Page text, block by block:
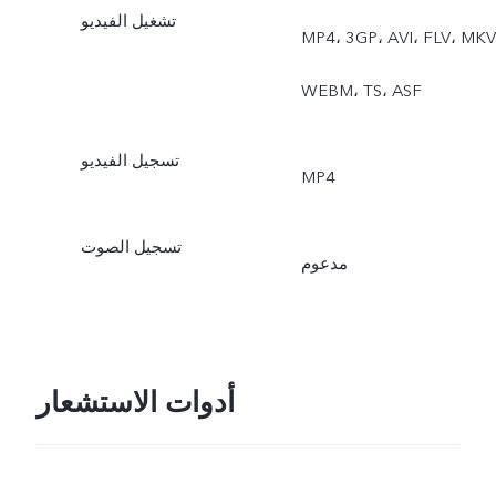
تشغيل الفيديو
MP4، ‏3GP، ‏AVI، ‏FLV، ‏MKV،
‏WEBM، ‏TS، ‏ASF
تسجيل الفيديو
MP4
تسجيل الصوت
مدعوم
أدوات الاستشعار